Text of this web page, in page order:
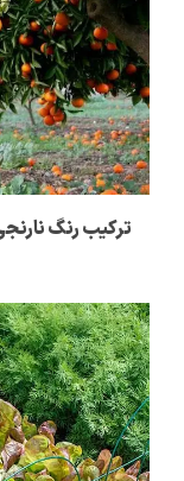
ترکیب رنگ